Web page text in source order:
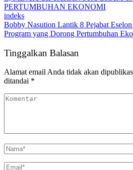
indeks
Bobby Nasution Lantik 8 Pejabat
Program yang Dorong Pertumbuhan
Tinggalkan Balasan
Alamat email Anda tidak akan
ditandai *